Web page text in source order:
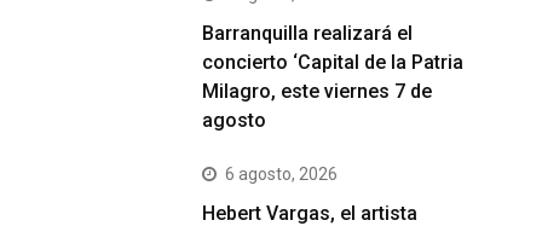
Barranquilla realizará el
concierto ‘Capital de la Patria
Milagro, este viernes 7 de
agosto
6 agosto, 2026
Hebert Vargas, el artista